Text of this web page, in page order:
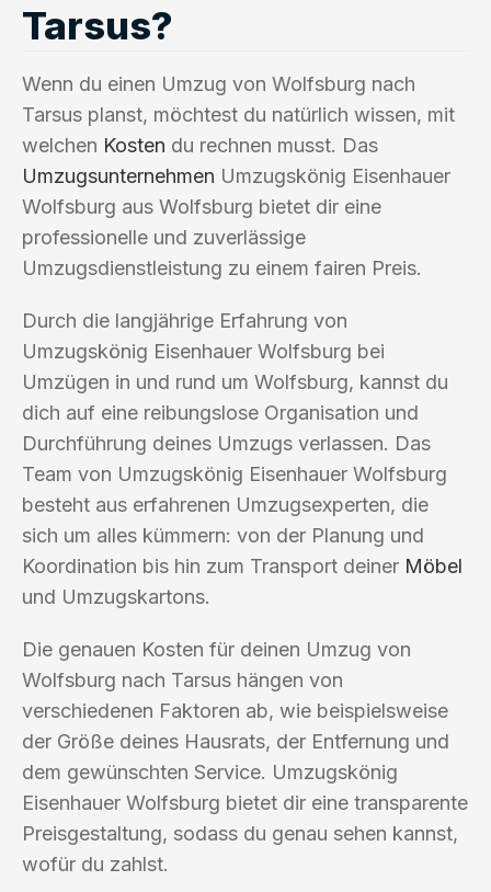
Tarsus?
Wenn du einen Umzug von Wolfsburg nach
Tarsus planst, möchtest du natürlich wissen, mit
welchen Kosten du rechnen musst. Das
Umzugsunternehmen Umzugskönig Eisenhauer
Wolfsburg aus Wolfsburg bietet dir eine
professionelle und zuverlässige
Umzugsdienstleistung zu einem fairen Preis.
Durch die langjährige Erfahrung von
Umzugskönig Eisenhauer Wolfsburg bei
Umzügen in und rund um Wolfsburg, kannst du
dich auf eine reibungslose Organisation und
Durchführung deines Umzugs verlassen. Das
Team von Umzugskönig Eisenhauer Wolfsburg
besteht aus erfahrenen Umzugsexperten, die
sich um alles kümmern: von der Planung und
Koordination bis hin zum Transport deiner Möbel
und Umzugskartons.
Die genauen Kosten für deinen Umzug von
Wolfsburg nach Tarsus hängen von
verschiedenen Faktoren ab, wie beispielsweise
der Größe deines Hausrats, der Entfernung und
dem gewünschten Service. Umzugskönig
Eisenhauer Wolfsburg bietet dir eine transparente
Preisgestaltung, sodass du genau sehen kannst,
wofür du zahlst.